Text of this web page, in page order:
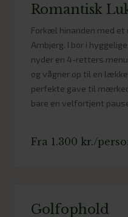
Romantisk
Forkæl hinanden med
Arnbjerg. I bor i
nyder en 4-retters
og vågner op til en
perfekte gave til
bare en velfortjent
Fra 1.300 kr./
Golfophold